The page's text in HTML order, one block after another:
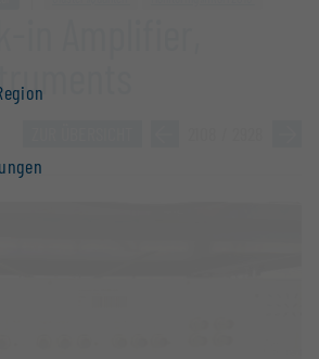
in Amplifier,